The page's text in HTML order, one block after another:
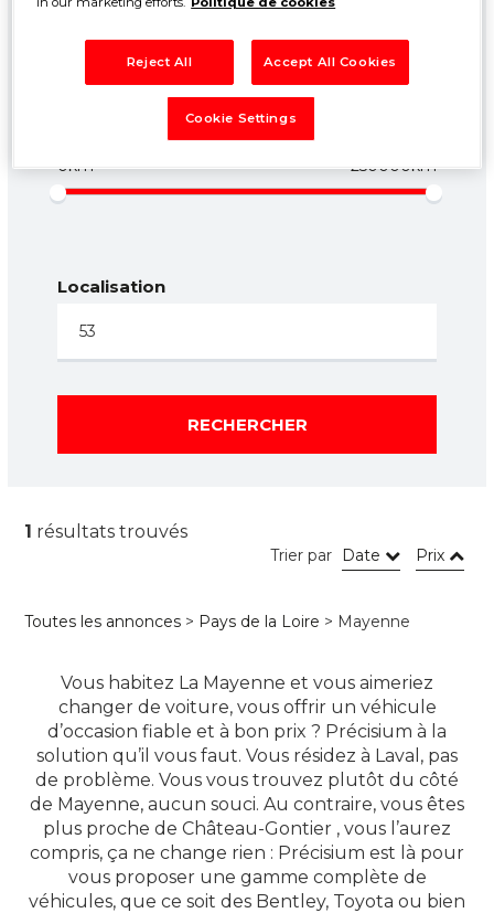
Année entre:
1960 2026
Kilométrage entre:
0km 250000km
Localisation
RECHERCHER
1 résultats trouvés
Trier par Date Prix
Toutes les annonces > Pays de la Loire > Mayenne
Vous habitez La Mayenne et vous aimeriez
changer de voiture, vous offrir un véhicule
d’occasion fiable et à bon prix ? Précisium à la
solution qu’il vous faut. Vous résidez à Laval, pas
de problème. Vous vous trouvez plutôt du côté
de Mayenne, aucun souci. Au contraire, vous êtes
plus proche de Château-Gontier , vous l’aurez
compris, ça ne change rien : Précisium est là pour
vous proposer une gamme complète de
véhicules, que ce soit des Bentley, Toyota ou bien
Reject All Accept All Cookies
Cookie Settings